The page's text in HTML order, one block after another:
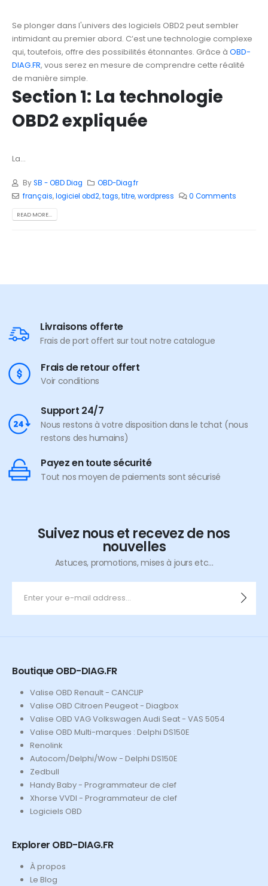
Se plonger dans l'univers des logiciels OBD2 peut sembler
intimidant au premier abord. C’est une technologie complexe
qui, toutefois, offre des possibilités étonnantes. Grâce à OBD-
DIAG.FR, vous serez en mesure de comprendre cette réalité
de manière simple.
Section 1: La technologie
OBD2 expliquée
La...
BySB - OBD Diag
OBD-Diag.fr
français,logiciel obd2,tags,titre,wordpress 0 Comments
READ MORE...
Livraisons offerte
Frais de port offert sur tout notre catalogue
Frais de retour offert
Voir conditions
Support 24/7
Nous restons à votre disposition dans le tchat (nous
restons des humains)
Payez en toute sécurité
Tout nos moyen de paiements sont sécurisé
Suivez nous et recevez de nos
nouvelles
Astuces, promotions, mises à jours etc...
Boutique OBD-DIAG.FR
Valise OBD Renault - CANCLIP
Valise OBD Citroen Peugeot - Diagbox
Valise OBD VAG Volkswagen Audi Seat - VAS 5054
Valise OBD Multi-marques : Delphi DS150E
Renolink
Autocom/Delphi/Wow - Delphi DS150E
Zedbull
Handy Baby - Programmateur de clef
Xhorse VVDI - Programmateur de clef
Logiciels OBD
Explorer OBD-DIAG.FR
À propos
Le Blog